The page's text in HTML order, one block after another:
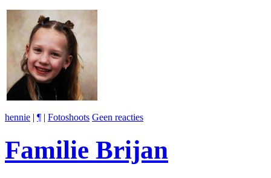
hennie | ¶ | Fotoshoots Geen reacties
Familie Brijan